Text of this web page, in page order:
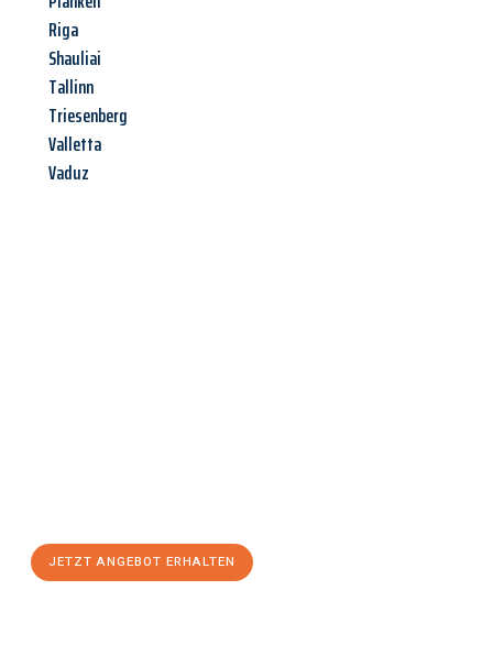
Riga
Shauliai
Tallinn
Triesenberg
Valletta
Vaduz
JETZT ANGEBOT ERHALTEN